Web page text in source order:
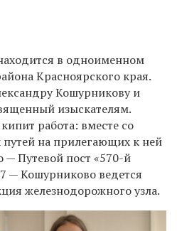
в одноименном
Красноярского края.
Кошурникову и
изыскателям.
работа: вместе со
путей на прилегающих к ней
— Путевой пост «570-й
— Кошурниково ведется
железнодорожного узла.